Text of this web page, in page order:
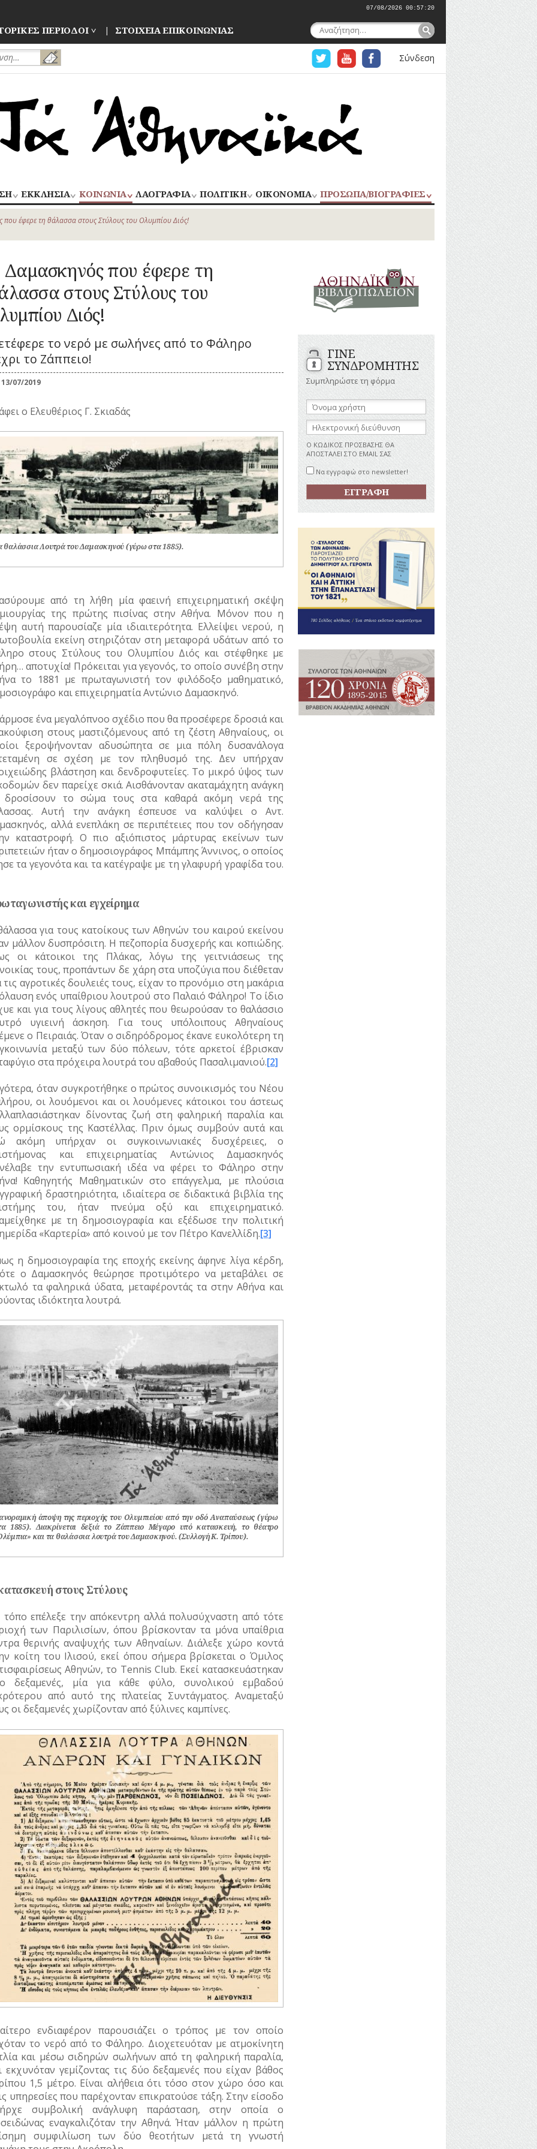
07/08/2026 00:57:21
ΠΕΡΙΟΔΟΙ ΣΤΟΙΧΕΙΑ ΕΠΙΚΟΙΝΩΝΙΑΣ Αναζήτηση
για:
Σύνδεση
ΕΚΚΛΗΣΙΑ
ΝΑΟΙ
–
ΜΟΝΕΣ
ΕΟΡΤΕΣ
ΞΩΚΚΛΗΣΙΑ
ΚΟΙΝΩΝΙΑ
ΑΝΘΡΩΠΙΝΕΣ
ΙΣΤΟΡΙΕΣ
ΑΣΤΥΝΟΜΙΑ
ΚΑΘΗΜΕΡΙΝΗ
ΖΩΗ
ΜΙΚΡΕΣ
ΙΣΤΟΡΙΕΣ
ΝΑΡΚΩΤΙΚΑ
ΤΥΠΟΙ
(ΦΥΣΙΟΓΝΩΜΙΕΣ)
ΛΑΟΓΡΑΦΙΑ
ΛΑΙΚΗ
ΔΗΜΙΟΥΡΓΙΑ
Καλλωπισμός
Λαϊκές τέχνες
ΠΝΕΥΜΑΤΙΚΟΣ
ΒΙΟΣ
Θρησκευτική ζωή
Δημώδης
μετεωρολογία
Μύθοι
Παραδόσεις
Αινίγματα
Καθημερινά
έθιμα
Σχολική ζωή
ΠΟΛΙΤΙΚΗ
ΕΚΛΟΓΕΣ
ΟΙΚΟΝΟΜΙΑ
ΒΙΟΜΗΧΑΝΙΑ
ΚΑΤΑΣΤΗΜΑΤΑ
ΟΙΚΟΝΟΜΙΚΗ
ΠΡΟΣΩΠΑ/ΒΙΟΓΡΑΦΙΕΣ
ΑΓΩΝΙΣΤΕΣ
ΑΡΧΙΤΕΚΤΟΝΕΣ
ΕΚΚΛΗΣΙΑΣΤΙΚΟΙ
ΑΝΔΡΕΣ
ΕΛΛΗΝΙΚΕΣ
ΠΡΟΣΩΠΙΚΟΤΗΤΕΣ
ΕΠΙΧΕΙΡΗΜΑΤΙΕΣ
ΗΘΟΠΟΙΟΙ
ΚΑΛΛΙΤΕΧΝΕΣ
ΞΕΝΕΣ
ΠΡΟΣΩΠΙΚΟΤΗΤΕΣ
ΑΘΛΗΤΙΣΜΟΥ
ΠΕΡΙΗΓΗΤΕΣ
ΠΟΛΙΤΙΚΟΙ
ΣΥΓΓΡΑΦΕΙΣ
–
ΦΙΛΕΛΛΗΝΕΣ
έφερε τη θάλασσα στους Στύλους του Ολυμπίου Διός!
που έφερε τη
στους Στύλους του
Διός!
το νερό με σωλήνες από το Φάληρο
το Ζάππειο!
13/07/2019
ο Ελευθέριος Γ. Σκιαδάς
θαλάσσια Λουτρά του Δαμασκηνού (γύρω στα 1885).
από τη λήθη μία φαεινή επιχειρηματική σκέψη
της πρώτης πισίνας στην Αθήνα. Μόνον που η
αυτή παρουσίαζε μία ιδιαιτερότητα. Ελλείψει νερού, η
εκείνη στηριζόταν στη μεταφορά υδάτων από το
στους Στύλους του Ολυμπίου Διός και στέφθηκε με
αποτυχία! Πρόκειται για γεγονός, το οποίο συνέβη στην
το 1881 με πρωταγωνιστή τον φιλόδοξο μαθηματικό,
και επιχειρηματία Αντώνιο Δαμασκηνό.
ένα μεγαλόπνοο σχέδιο που θα προσέφερε δροσιά και
στους μαστιζόμενους από τη ζέστη Αθηναίους, οι
ξεροψήνονταν αδυσώπητα σε μια πόλη δυσανάλογα
σε σχέση με τον πληθυσμό της. Δεν υπήρχαν
βλάστηση και δενδροφυτείες. Το μικρό ύψος των
δεν παρείχε σκιά. Αισθάνονταν ακαταμάχητη ανάγκη
δροσίσουν το σώμα τους στα καθαρά ακόμη νερά της
Αυτή την ανάγκη έσπευσε να καλύψει ο Αντ.
αλλά ενεπλάκη σε περιπέτειες που τον οδήγησαν
καταστροφή. Ο πιο αξιόπιστος μάρτυρας εκείνων των
ήταν ο δημοσιογράφος Μπάμπης Άννινος, ο οποίος
τα γεγονότα και τα κατέγραψε με τη γλαφυρή γραφίδα του.
και εγχείρημα
για τους κατοίκους των Αθηνών του καιρού εκείνου
μάλλον δυσπρόσιτη. Η πεζοπορία δυσχερής και κοπιώδης.
οι κάτοικοι της Πλάκας, λόγω της γειτνιάσεως της
τους, προπάντων δε χάρη στα υποζύγια που διέθεταν
τις αγροτικές δουλειές τους, είχαν το προνόμιο στη μακάρια
ενός υπαίθριου λουτρού στο Παλαιό Φάληρο! Το ίδιο
και για τους λίγους αθλητές που θεωρούσαν το θαλάσσιο
υγιεινή άσκηση. Για τους υπόλοιπους Αθηναίους
ο Πειραιάς. Όταν ο σιδηρόδρομος έκανε ευκολότερη τη
μεταξύ των δύο πόλεων, τότε αρκετοί έβρισκαν
στα πρόχειρα λουτρά του αβαθούς Πασαλιμανιού.[2]
όταν συγκροτήθηκε ο πρώτος συνοικισμός του Νέου
οι λουόμενοι και οι λουόμενες κάτοικοι του άστεως
δίνοντας ζωή στη φαληρική παραλία και
ορμίσκους της Καστέλλας. Πριν όμως συμβούν αυτά και
ακόμη υπήρχαν οι συγκοινωνιακές δυσχέρειες, ο
και επιχειρηματίας Αντώνιος Δαμασκηνός
την εντυπωσιακή ιδέα να φέρει το Φάληρο στην
Καθηγητής Μαθηματικών στο επάγγελμα, με πλούσια
δραστηριότητα, ιδιαίτερα σε διδακτικά βιβλία της
του, ήταν πνεύμα οξύ και επιχειρηματικό.
με τη δημοσιογραφία και εξέδωσε την πολιτική
«Καρτερία» από κοινού με τον Πέτρο Κανελλίδη.[3]
η δημοσιογραφία της εποχής εκείνης άφηνε λίγα κέρδη,
ο Δαμασκηνός θεώρησε προτιμότερο να μεταβάλει σε
τα φαληρικά ύδατα, μεταφέροντάς τα στην Αθήνα και
ιδιόκτητα λουτρά.
άποψη της περιοχής του Ολυμπιείου από την οδό Αναπαύσεως (γύρω
1885). Διακρίνεται δεξιά το Ζάππειο Μέγαρο υπό κατασκευή, το θέατρο
και τα θαλάσσια λουτρά του Δαμασκηνού. (Συλλογή Κ. Τρίπου).
στους Στύλους
επέλεξε την απόκεντρη αλλά πολυσύχναστη από τότε
των Παριλισίων, όπου βρίσκονταν τα μόνα υπαίθρια
θερινής αναψυχής των Αθηναίων. Διάλεξε χώρο κοντά
κοίτη του Ιλισού, εκεί όπου σήμερα βρίσκεται ο Όμιλος
Αθηνών, το Tennis Club. Εκεί κατασκευάστηκαν
δεξαμενές, μία για κάθε φύλο, συνολικού εμβαδού
από αυτό της πλατείας Συντάγματος. Αναμεταξύ
οι δεξαμενές χωρίζονταν από ξύλινες καμπίνες.
ενδιαφέρον παρουσιάζει ο τρόπος με τον οποίο
το νερό από το Φάληρο. Διοχετευόταν με ατμοκίνητη
και μέσω σιδηρών σωλήνων από τη φαληρική παραλία,
εκχυνόταν γεμίζοντας τις δύο δεξαμενές που είχαν βάθος
1,5 μέτρο. Είναι αλήθεια ότι τόσο στον χώρο όσο και
υπηρεσίες που παρέχονταν επικρατούσε τάξη. Στην είσοδο
συμβολική ανάγλυφη παράσταση, στην οποία ο
εναγκαλιζόταν την Αθηνά. Ήταν μάλλον η πρώτη
συμφιλίωση των δύο θεοτήτων μετά τη γνωστή
ΓΙΝΕ
ΣΥΝΔΡΟΜΗΤΗΣ
Συμπληρώστε τη φόρμα
Όνομα
χρήστη:
Ηλεκτρονική
διεύθυνση:
Ο ΚΩΔΙΚΟΣ ΠΡΟΣΒΑΣΗΣ ΘΑ
ΑΠΟΣΤΑΛΕΙ ΣΤΟ EMAIL ΣΑΣ
Να εγγραφώ στο newsletter!